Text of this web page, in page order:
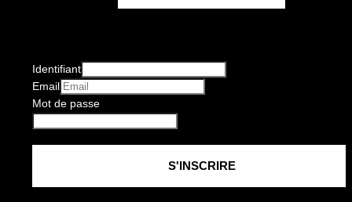
Identifiant
Email
Mot de passe